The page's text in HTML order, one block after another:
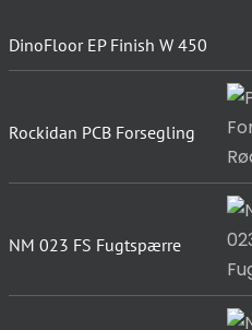
DinoFloor EP Finish W 450
Rockidan PCB Forsegling
NM 023 FS Fugtspærre